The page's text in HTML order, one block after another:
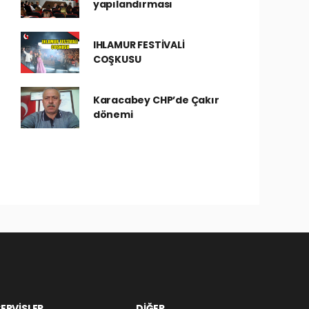
yapılandırması
IHLAMUR FESTİVALİ
COŞKUSU
Karacabey CHP’de Çakır
dönemi